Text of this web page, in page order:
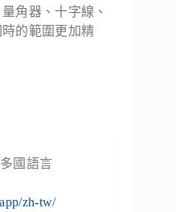
角器、十字線、
的範圍更加精
國語言
zh-tw/